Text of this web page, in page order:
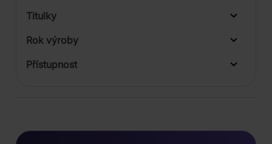
Titulky
Rok výroby
Přístupnost